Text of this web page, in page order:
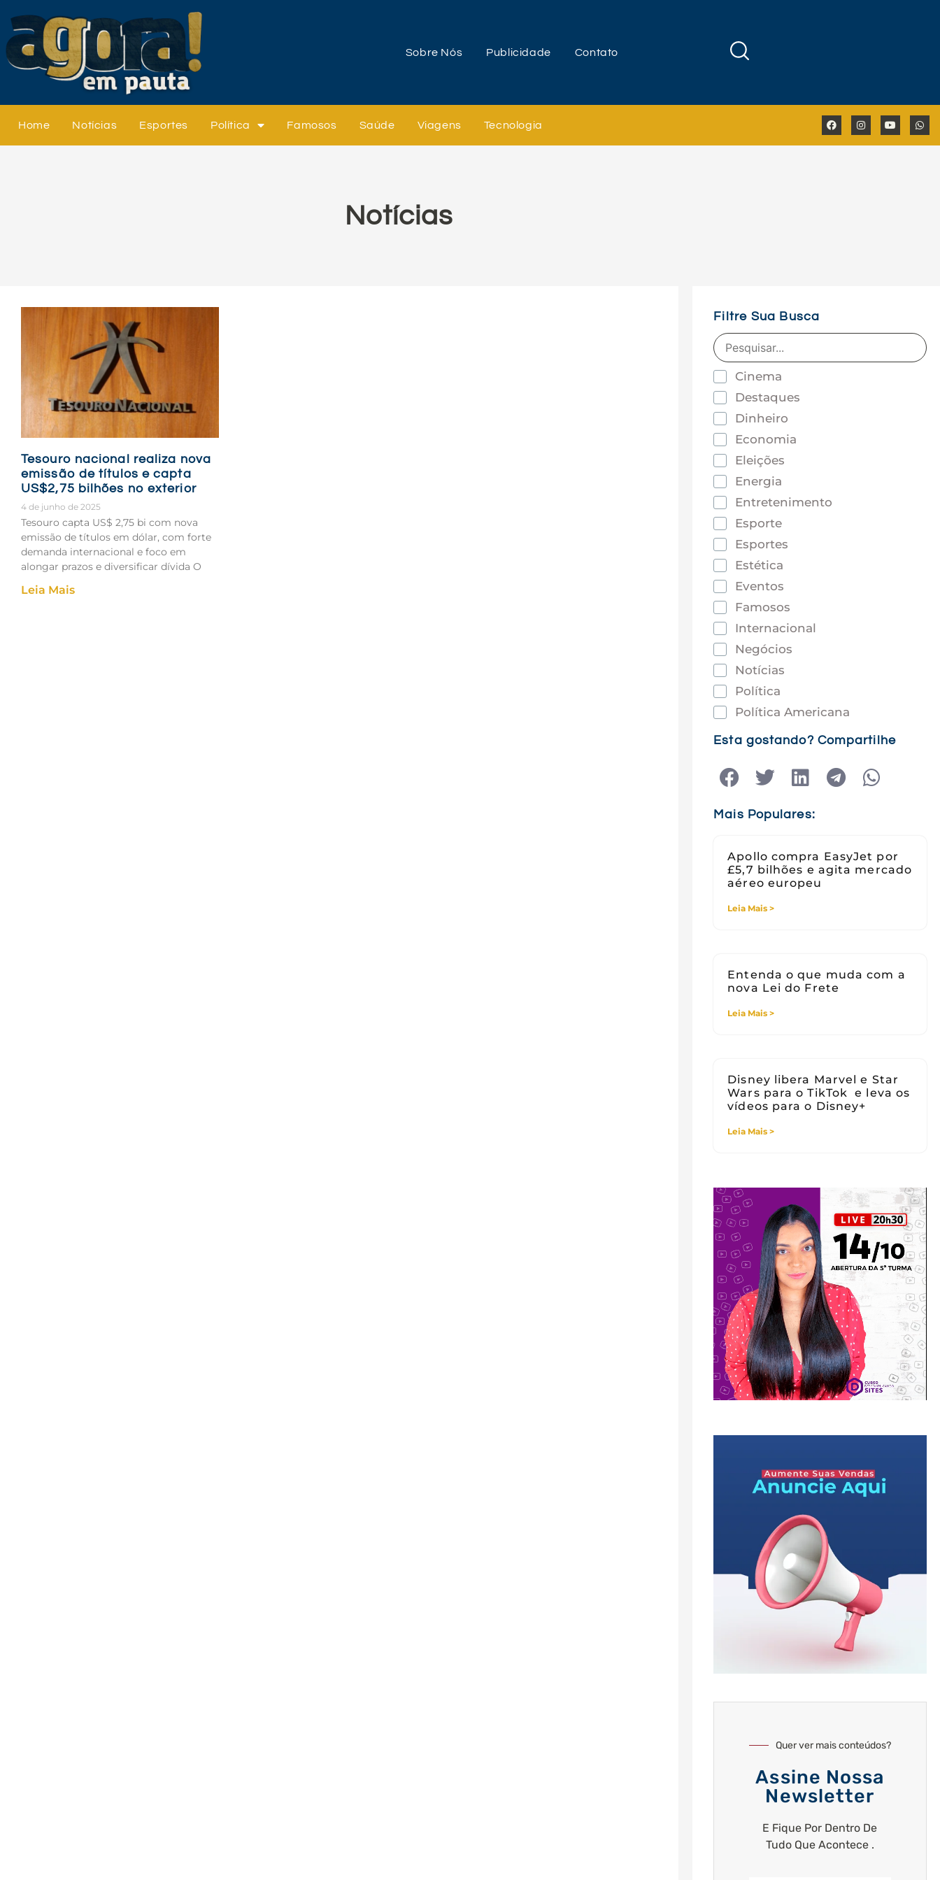
Sobre Nós Publicidade Contato
Home Notícias Esportes Política Famosos Saúde Viagens Tecnologia
Notícias
Tesouro nacional realiza nova
emissão de títulos e capta
US$2,75 bilhões no exterior
4 de junho de 2025
Tesouro capta US$ 2,75 bi com nova
emissão de títulos em dólar, com forte
demanda internacional e foco em
alongar prazos e diversificar dívida O
Leia Mais
Filtre Sua Busca
Cinema
Destaques
Dinheiro
Economia
Eleições
Energia
Entretenimento
Esporte
Esportes
Estética
Eventos
Famosos
Internacional
Negócios
Notícias
Política
Política Americana
Saúde
Tecnologia
Viagens
Esta gostando? Compartilhe
Mais Populares:
Apollo compra EasyJet por
£5,7 bilhões e agita mercado
aéreo europeu
Leia Mais >
Entenda o que muda com a
nova Lei do Frete
Leia Mais >
Disney libera Marvel e Star
Wars para o TikTok e leva os
vídeos para o Disney+
Leia Mais >
Quer ver mais conteúdos?
Assine Nossa
Newsletter
E Fique Por Dentro De
Tudo Que Acontece .